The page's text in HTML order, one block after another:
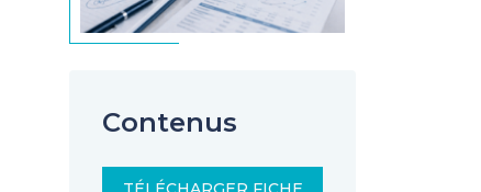
Contenus